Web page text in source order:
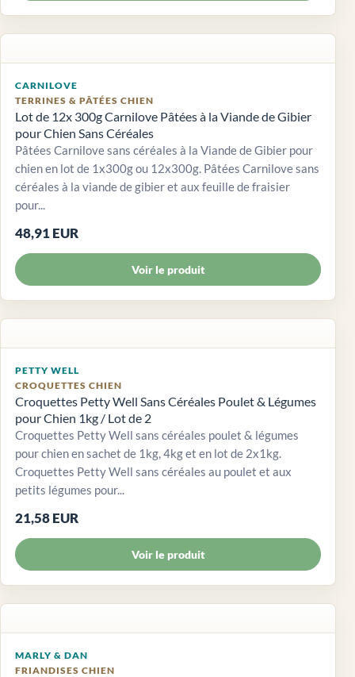
CARNILOVE
TERRINES & PÂTÉES CHIEN
Lot de 12x 300g Carnilove Pâtées à la Viande de Gibier
pour Chien Sans Céréales
Pâtées Carnilove sans céréales à la Viande de Gibier pour
chien en lot de 1x300g ou 12x300g. Pâtées Carnilove sans
céréales à la viande de gibier et aux feuille de fraisier
pour...
48,91 EUR
Voir le produit
PETTY WELL
CROQUETTES CHIEN
Croquettes Petty Well Sans Céréales Poulet & Légumes
pour Chien 1kg / Lot de 2
Croquettes Petty Well sans céréales poulet & légumes
pour chien en sachet de 1kg, 4kg et en lot de 2x1kg.
Croquettes Petty Well sans céréales au poulet et aux
petits légumes pour...
21,58 EUR
Voir le produit
MARLY & DAN
FRIANDISES CHIEN